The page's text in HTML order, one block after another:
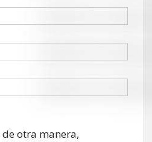
otra manera,